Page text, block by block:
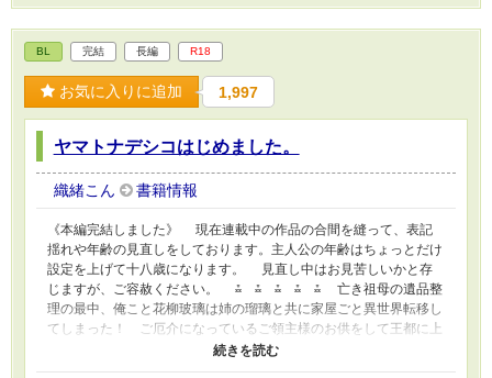
BL 完結 長編 R18
お気に入りに追加 1,997
ヤマトナデシコはじめました。
織緒こん 書籍情報
《本編完結しました》 現在連載中の作品の合間を縫って、表記
揺れや年齢の見直しをしております。主人公の年齢はちょっとだけ
設定を上げて十八歳になります。 見直し中はお見苦しいかと存
じますが、ご容赦ください。 ⁂ ⁂ ⁂ ⁂ ⁂ 亡き祖母の遺品整
理の最中、俺こと花柳玻璃は姉の瑠璃と共に家屋ごと異世界転移し
てしまった！ ご厄介になっているご領主様のお供をして王都に上
り、運命の王子様に出会う。⋯⋯いや待て、俺はチマッとしてるが
男だ。るぅ姉に振袖を着付けられてても男だ。大事なことなので二